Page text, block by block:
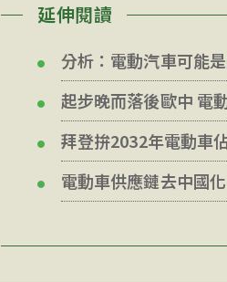
延伸閱讀
分析：電動汽車可能
起步晚而落後歐中 電
拜登拚2032年電動車
電動車供應鏈去中國